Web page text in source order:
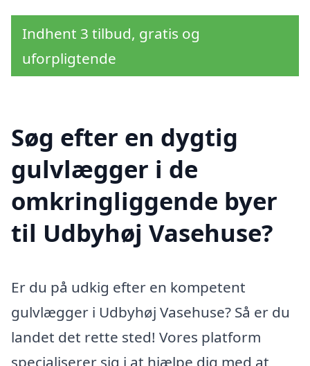
Indhent 3 tilbud, gratis og
uforpligtende
Søg efter en dygtig
gulvlægger i de
omkringliggende byer
til Udbyhøj Vasehuse?
Er du på udkig efter en kompetent
gulvlægger i Udbyhøj Vasehuse? Så er du
landet det rette sted! Vores platform
specialiserer sig i at hjælpe dig med at